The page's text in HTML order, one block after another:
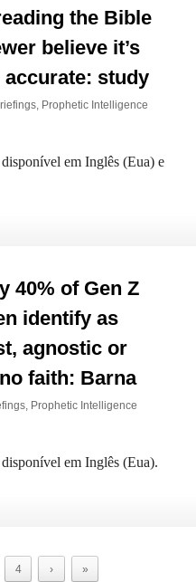
the Bible
believe it’s
accurate: study
, Prophetic Intelligence
em Inglês (Eua) e
40% of Gen Z
identify as
agnostic or
faith: Barna
, Prophetic Intelligence
em Inglês (Eua).
4 › »